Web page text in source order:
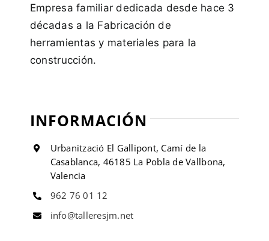
Empresa familiar dedicada desde hace 3
décadas a la Fabricación de
herramientas y materiales para la
construcción.
INFORMACIÓN
Urbanització El Gallipont, Camí de la
Casablanca, 46185 La Pobla de Vallbona,
Valencia
962 76 01 12
info@talleresjm.net